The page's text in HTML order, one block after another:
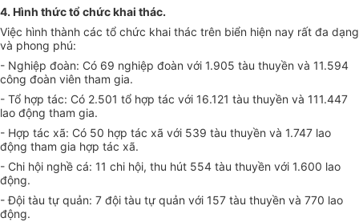
4. Hình thức tổ chức khai thác.
Việc hình thành các tổ chức khai thác trên biển hiện nay rất đa dạng
và phong phú:
- Nghiệp đoàn: Có 69 nghiệp đoàn với 1.905 tàu thuyền và 11.594
công đoàn viên tham gia.
- Tổ hợp tác: Có 2.501 tổ hợp tác với 16.121 tàu thuyền và 111.447
lao động tham gia.
- Hợp tác xã: Có 50 hợp tác xã với 539 tàu thuyền và 1.747 lao
động tham gia hợp tác xã.
- Chi hội nghề cá: 11 chi hội, thu hút 554 tàu thuyền với 1.600 lao
động.
- Đội tàu tự quản: 7 đội tàu tự quản với 157 tàu thuyền và 770 lao
động.